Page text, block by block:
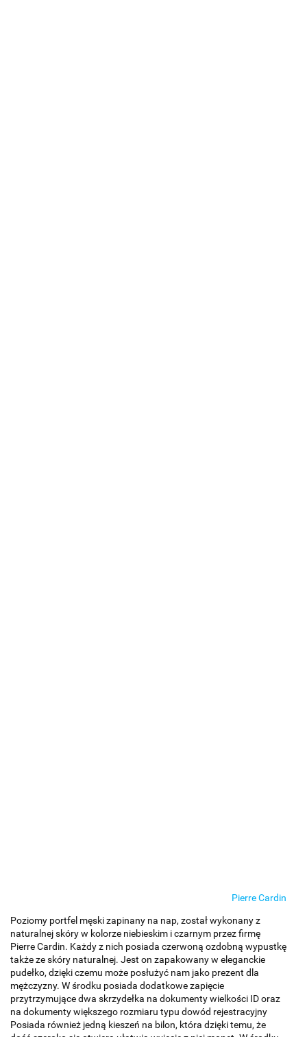
Pierre Cardin
Poziomy portfel męski zapinany na nap, został wykonany z
naturalnej skóry w kolorze niebieskim i czarnym przez firmę
Pierre Cardin. Każdy z nich posiada czerwoną ozdobną wypustkę
także ze skóry naturalnej. Jest on zapakowany w eleganckie
pudełko, dzięki czemu może posłużyć nam jako prezent dla
mężczyzny. W środku posiada dodatkowe zapięcie
przytrzymujące dwa skrzydełka na dokumenty wielkości ID oraz
na dokumenty większego rozmiaru typu dowód rejestracyjny
Posiada również jedną kieszeń na bilon, która dzięki temu, że